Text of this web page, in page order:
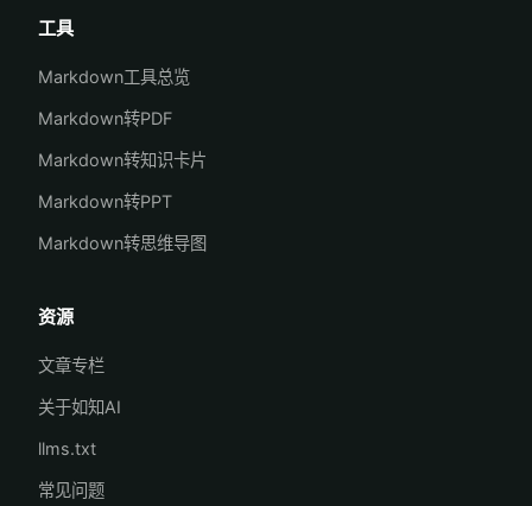
工具
Markdown工具总览
Markdown转PDF
Markdown转知识卡片
Markdown转PPT
Markdown转思维导图
资源
文章专栏
关于如知AI
llms.txt
常见问题